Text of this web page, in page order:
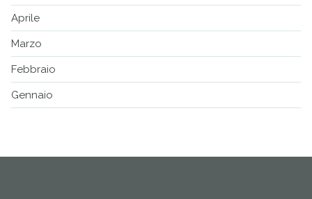
Aprile
Marzo
Febbraio
Gennaio